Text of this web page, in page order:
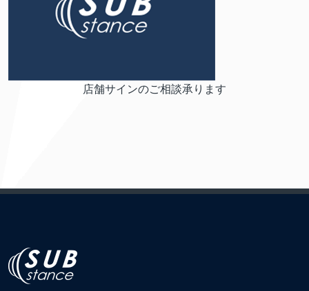
店舗サインのご相談承ります